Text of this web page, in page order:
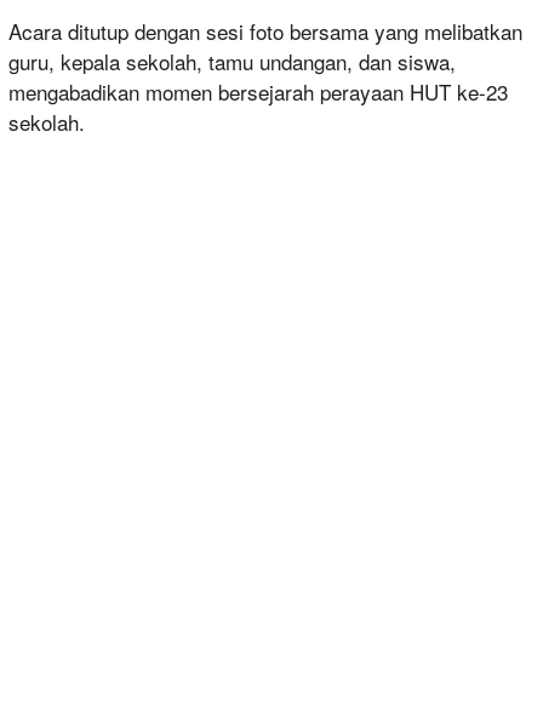
Acara ditutup dengan sesi foto bersama yang melibatkan
guru, kepala sekolah, tamu undangan, dan siswa,
mengabadikan momen bersejarah perayaan HUT ke-23
sekolah.